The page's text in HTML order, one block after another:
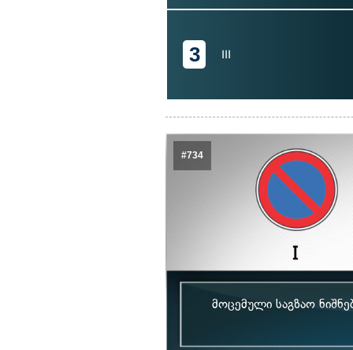
3 III
#734
მოცემული საგზაო